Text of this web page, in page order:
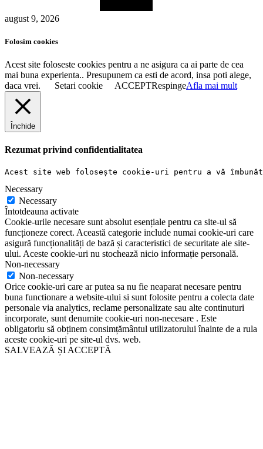
august 9, 2026
Folosim cookies
Acest site foloseste cookies pentru a ne asigura ca ai parte de cea
mai buna experienta.. Presupunem ca esti de acord, insa poti alege,
daca vrei.
Setari cookie ACCEPTRespingeAfla mai mult
Închide
Rezumat privind confidentialitatea
Acest site web folosește cookie-uri pentru a vă
Necessary
Necessary
Întotdeauna activate
Cookie-urile necesare sunt absolut esențiale pentru ca site-ul să
funcționeze corect. Această categorie include numai cookie-uri care
asigură funcționalități de bază și caracteristici de securitate ale site-
ului. Aceste cookie-uri nu stochează nicio informație personală.
Non-necessary
Non-necessary
Orice cookie-uri care ar putea sa nu fie neaparat necesare pentru
buna functionare a website-ului si sunt folosite pentru a colecta date
personale via analytics, reclame personalizate sau alte continuturi
incorporate, sunt denumite cookie-uri non-necesare . Este
obligatoriu să obținem consimțământul utilizatorului înainte de a rula
aceste cookie-uri pe site-ul dvs. web.
SALVEAZĂ ȘI ACCEPTĂ